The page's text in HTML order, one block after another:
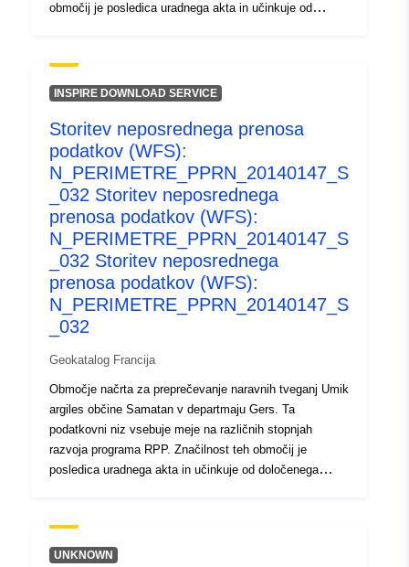
območij je posledica uradnega akta in učinkuje od
ustreza obsegu, ki ga ureja odobreni RPP, je odobreni
obseg služnosti;- obseg študije, ki ustreza ovoju, v
INSPIRE DOWNLOAD SERVICE
Storitev neposrednega prenosa
podatkov (WFS):
N_PERIMETRE_PPRN_20140147_S
_032 Storitev neposrednega
prenosa podatkov (WFS):
N_PERIMETRE_PPRN_20140147_S
_032 Storitev neposrednega
prenosa podatkov (WFS):
N_PERIMETRE_PPRN_20140147_S
_032
Geokatalog Francija
Območje načrta za preprečevanje naravnih tveganj Umik
argiles občine Samatan v departmaju Gers. Ta
podatkovni niz vsebuje meje na različnih stopnjah
razvoja programa RPP. Značilnost teh območij je
posledica uradnega akta in učinkuje od določenega
obsegu, ki ga ureja odobreni RPP, je odobreni obseg
služnosti;- obseg študije, ki ustreza ovoju, v katerem so
UNKNOWN